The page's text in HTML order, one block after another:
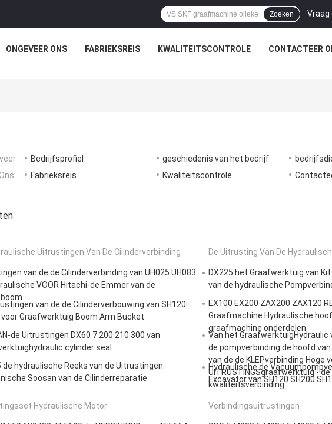
Zoeken
ONGEVEER ONS FABRIEKSREIS KWALITEITSCONTROLE CONTACTEER
Ons:
Bedrijfsprofiel geschiedenis van het bedrijf
Fabrieksreis
Kwaliteitscontrole
Uitrustingen Van De Cilinderverbinding
van de de Cilinderverbinding van UH025 UH083
VOOR Hitachi-de Emmer van de
van de de Cilinderverbouwing van SH120
voor Graafwerktuig Boom Arm Bucket
de Uitrustingen DX60 7 200 210 300 van
cylinder seal
de hydraulische Reeks van de Uitrustingen
Soosan van de Cilinderreparatie
De Uitrusting Van De
DX225 het Graafwerktuig van
van de hydraulische
EX100 EX200 ZAX200 ZAX120
Graafmachine Hydraulische
graafmachine onderdelen
Van het GraafwerktuigHydraulic
de pompverbinding de hoofd
van de de KLEPverbinding Hoge
UITRUSTINGSgraafwerktuig -
kwaliteitsverbinding
Hydraulische de
Excavator van SH120 SH200
Hydraulische Motor Verbindingsuitrustingen